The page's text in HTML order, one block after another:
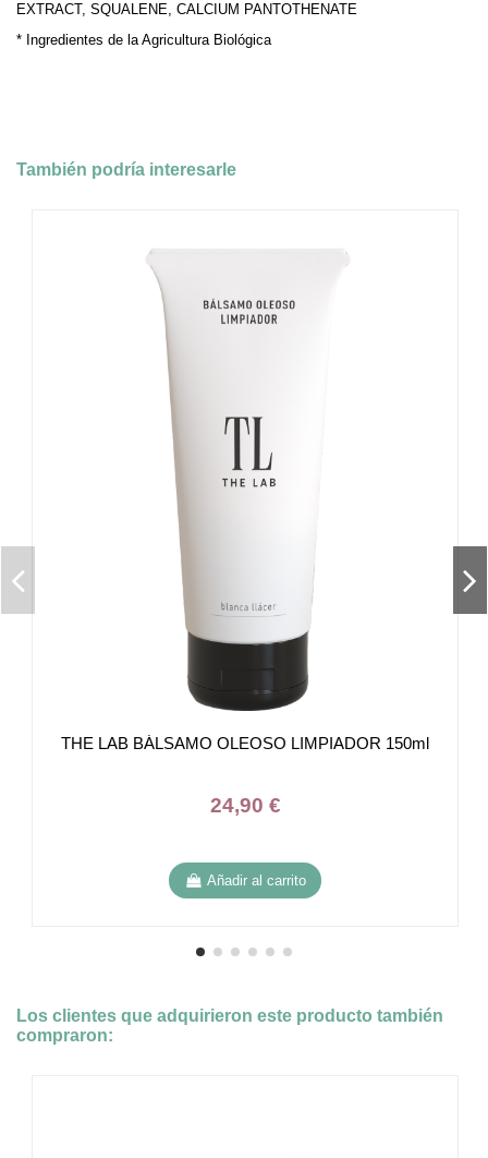
EXTRACT, SQUALENE, CALCIUM PANTOTHENATE
* Ingredientes de la Agricultura Biológica
También podría interesarle
THE LAB BÁLSAMO OLEOSO LIMPIADOR 150ml
24,90 €
Añadir al carrito
Los clientes que adquirieron este producto también
compraron: